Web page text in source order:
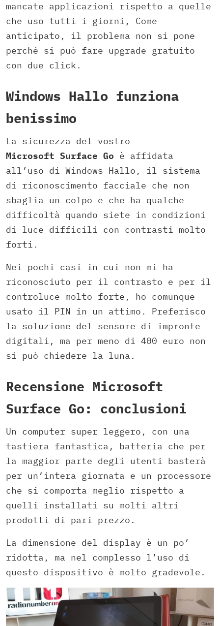
mancate applicazioni rispetto a quelle
che uso tutti i giorni, Come
anticipato, il problema non si pone
perché si può fare upgrade gratuito
con due click.
Windows Hallo funziona
benissimo
La sicurezza del vostro
Microsoft Surface Go è affidata
all’uso di Windows Hallo, il sistema
di riconoscimento facciale che non
sbaglia un colpo e che ha qualche
difficoltà quando siete in condizioni
di luce difficili con contrasti molto
forti.
Nei pochi casi in cui non mi ha
riconosciuto per il contrasto e per il
controluce molto forte, ho comunque
usato il PIN in un attimo. Preferisco
la soluzione del sensore di impronte
digitali, ma per meno di 400 euro non
si può chiedere la luna.
Recensione Microsoft
Surface Go: conclusioni
Un computer super leggero, con una
tastiera fantastica, batteria che per
la maggior parte degli utenti basterà
per un’intera giornata e un processore
che si comporta meglio rispetto a
quelli installati su molti altri
prodotti di pari prezzo.
La dimensione del display è un po’
ridotta, ma nel complesso l’uso di
questo dispositivo è molto gradevole.